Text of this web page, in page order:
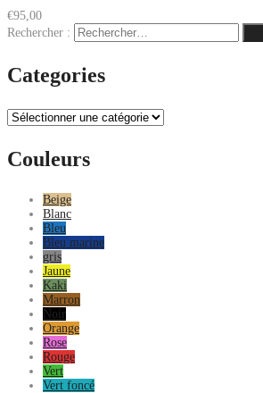
€95,00
Rechercher :
Categories
Couleurs
Beige
Blanc
Bleu
Bleu marine
gris
Jaune
Kaki
Marron
Noir
Orange
Rose
Rouge
Vert
Vert foncé